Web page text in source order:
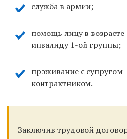
служба в армии;
помощь лицу в возрасте
инвалиду 1-ой группы;
проживание с
контрактником.
Заключив трудовой